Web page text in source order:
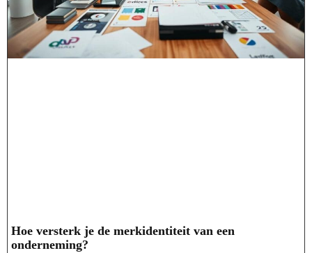
Hoe versterk je de merkidentiteit van een
onderneming?